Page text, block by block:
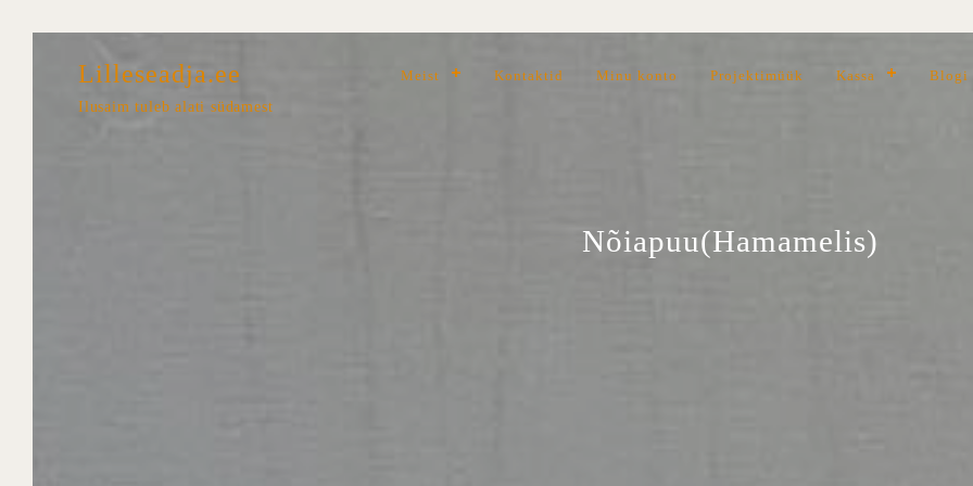
Lilleseadja.ee
Ilusaim tuleb alati südamest
Meist Kontaktid Minu konto Projektimüük Kassa Blogi
Nõiapuu(Hamamelis)